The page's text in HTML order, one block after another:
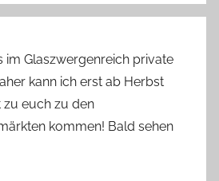
im Glaszwergenreich private
kann ich erst ab Herbst
zu euch zu den
kommen! Bald sehen